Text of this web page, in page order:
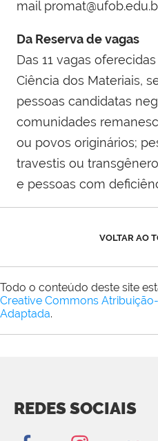
mail
Da Reserva de vagas
Das 11 vagas
Ciência dos Materiais,
pessoas candidatas
comunidades
ou povos originários;
travestis ou
e pessoas com
VOLTAR AO
Todo o conteúdo deste site
Creative Commons
Adaptada.
REDES SOCIAIS